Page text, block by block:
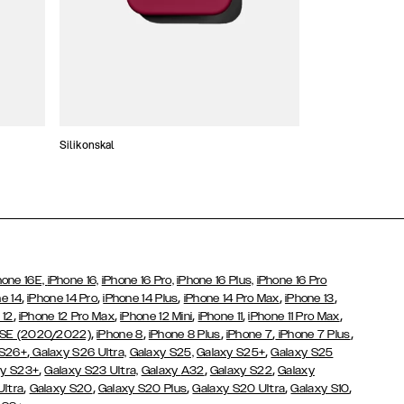
Silikonskal
16E, iPhone 16, iPhone 16 Pro, iPhone 16 Plus, iPhone 16 Pro
14,iPhone 14 Pro,iPhone 14 Plus, iPhone 14 Pro Max, iPhone 13,
, iPhone 12 Pro Max,iPhone 12 Mini, iPhone 11,iPhone 11 Pro Max,
SE (2020/2022),iPhone 8, iPhone 8 Plus, iPhone 7, iPhone 7 Plus,
,Galaxy S26 Ultra, Galaxy S25, Galaxy S25+,Galaxy S25
S23+,Galaxy S23 Ultra, Galaxy A32, Galaxy S22,Galaxy
, Galaxy S20, Galaxy S20 Plus,Galaxy S20 Ultra,Galaxy S10,